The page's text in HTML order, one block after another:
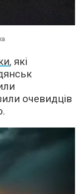
, які
очевидців